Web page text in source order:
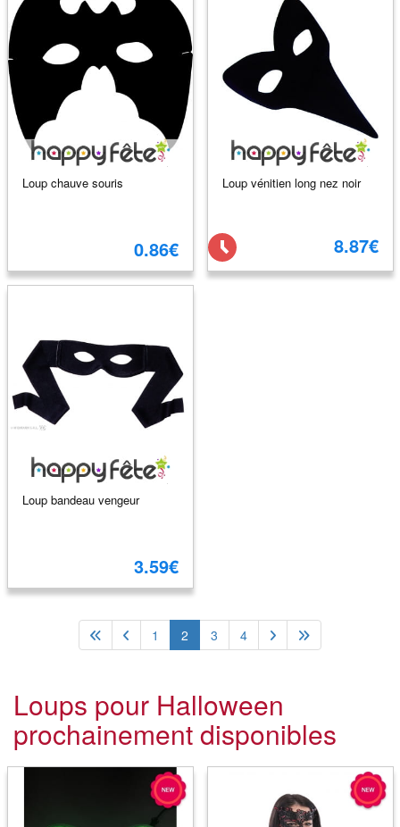
Loup chauve souris
0.86€
Loup vénitien long nez noir
8.87€
Loup bandeau vengeur
3.59€
1 2 3 4
Loups pour Halloween
prochainement disponibles